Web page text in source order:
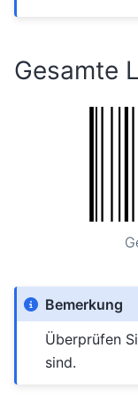
Gesamte
Bemerkung
Überprüfen
sind.